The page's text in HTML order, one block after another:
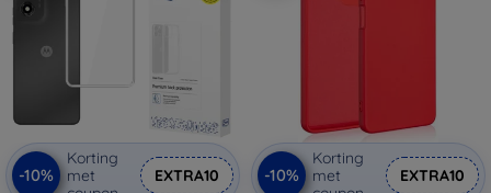
-10%
Korting
met
EXTRA10 -10%
Korting
met
EXTRA10